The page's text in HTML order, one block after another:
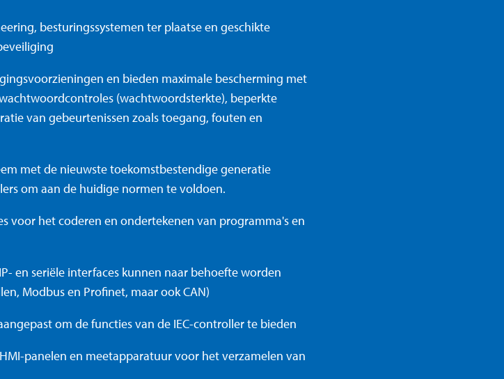
besturingssystemen ter plaatse en geschikte
en bieden maximale bescherming met
(wachtwoordsterkte), beperkte
van gebeurtenissen zoals toegang, fouten en
met de nieuwste toekomstbestendige generatie
om aan de huidige normen te voldoen.
voor het coderen en ondertekenen van programma's en
en seriële interfaces kunnen naar behoefte worden
Modbus en Profinet, maar ook CAN)
om de functies van de IEC-controller te bieden
panelen en meetapparatuur voor het verzamelen van